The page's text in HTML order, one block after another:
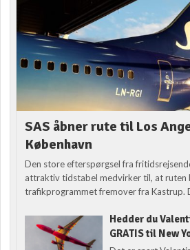
SAS åbner rute til Los
København
Den store efterspørgsel fra
attraktiv tidstabel medvirker til, at ruten
trafikprogrammet fremover fra Kastrup.
Hedder du
GRATIS til New